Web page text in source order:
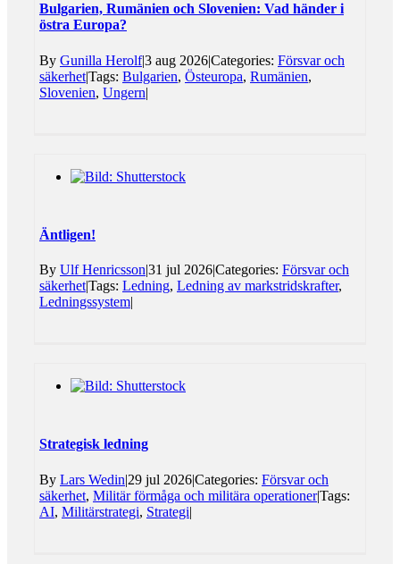
Bulgarien, Rumänien och Slovenien: Vad händer i
östra Europa?
By Gunilla Herolf|3 aug 2026|Categories: Försvar och
säkerhet|Tags: Bulgarien, Östeuropa, Rumänien,
Slovenien, Ungern|
Äntligen!
By Ulf Henricsson|31 jul 2026|Categories: Försvar och
säkerhet|Tags: Ledning, Ledning av markstridskrafter,
Ledningssystem|
Strategisk ledning
By Lars Wedin|29 jul 2026|Categories: Försvar och
säkerhet, Militär förmåga och militära operationer|Tags:
AI, Militärstrategi, Strategi|